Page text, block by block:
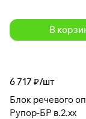
В
6 717 ₽/шт
Блок речевого
Рупор-БР в.2.хх